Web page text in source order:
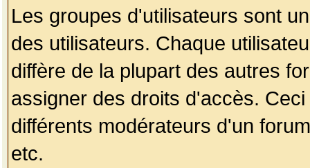
Les groupes d'utilisateurs sont
des utilisateurs. Chaque
diffère de la plupart des autres
assigner des droits d'accès.
différents modérateurs d'un
etc.